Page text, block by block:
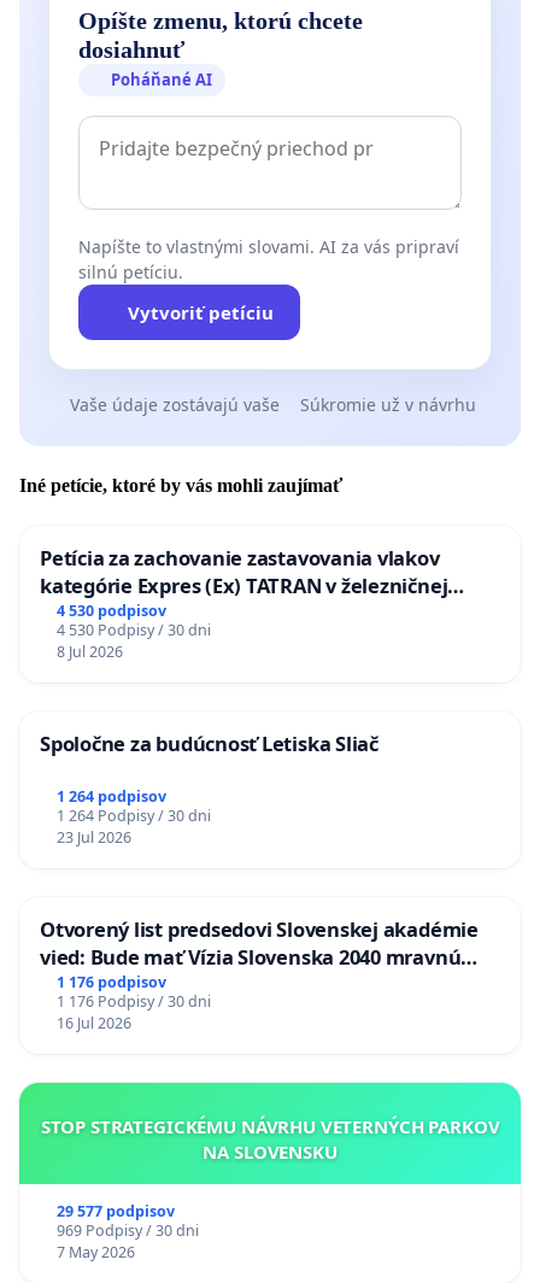
Opíšte zmenu, ktorú chcete
dosiahnuť
Poháňané AI
Napíšte to vlastnými slovami. AI za vás pripraví
silnú petíciu.
Vytvoriť petíciu
Vaše údaje zostávajú vaše Súkromie už v návrhu
Iné petície, ktoré by vás mohli zaujímať
Petícia za zachovanie zastavovania vlakov
kategórie Expres (Ex) TATRAN v železničnej
stanici Púchov
4 530 podpisov
4 530 Podpisy / 30 dni
8 Jul 2026
Spoločne za budúcnosť Letiska Sliač
1 264 podpisov
1 264 Podpisy / 30 dni
23 Jul 2026
Otvorený list predsedovi Slovenskej akadémie
vied: Bude mať Vízia Slovenska 2040 mravnú
chrbticu?
1 176 podpisov
1 176 Podpisy / 30 dni
16 Jul 2026
STOP STRATEGICKÉMU NÁVRHU VETERNÝCH PARKOV
NA SLOVENSKU
29 577 podpisov
969 Podpisy / 30 dni
7 May 2026